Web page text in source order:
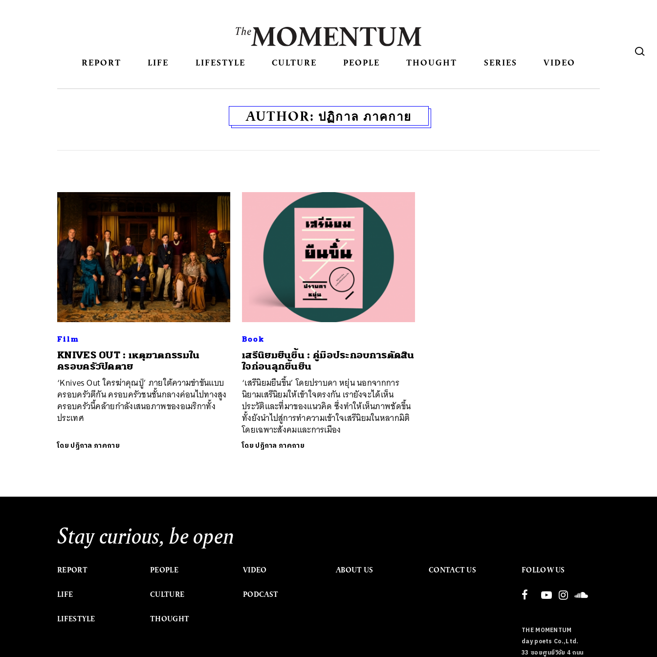
REPORT LIFE LIFESTYLE CULTURE PEOPLE THOUGHT SERIES VIDEO
AUTHOR: ปฏิกาล ภาคกาย
Film
KNIVES OUT : เหตุฆาตกรรมใน
ครอบครัวปิดตาย
‘Knives Out ใครฆ่าคุณปู่’ ภายใต้ความขำขันแบบ
ครอบครัวตีกัน ครอบครัวชนชั้นกลางค่อนไปทางสูง
ครอบครัวนี้คล้ายกำลังเสนอภาพของอเมริกาทั้ง
ประเทศ
โดย ปฏิกาล ภาคกาย
Book
เสรีนิยมยืนขึ้น : คู่มือประกอบการตัดสิน
ใจก่อนลุกขึ้นยืน
‘เสรีนิยมยืนขึ้น’ โดยปราบดา หยุ่น นอกจากการ
นิยามเสรีนิยมให้เข้าใจตรงกัน เรายังจะได้เห็น
ประวัติและที่มาของแนวคิด ซึ่งทำให้เห็นภาพชัดขึ้น
ทั้งยังนำไปสู่การทำความเข้าใจเสรีนิยมในหลากมิติ
โดยเฉพาะสังคมและการเมือง
โดย ปฏิกาล ภาคกาย
Stay curious, be open
REPORT
LIFE
LIFESTYLE
PEOPLE
CULTURE
THOUGHT
VIDEO
PODCAST
ABOUT US CONTACT US FOLLOW US
THE MOMENTUM
day poets Co.,Ltd.
33 ซอยศูนย์วิจัย 4 ถนน
SHARE TWEET LINE